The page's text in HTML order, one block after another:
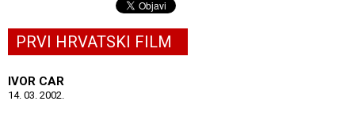
PRVI HRVATSKI FILM
IVOR CAR
14. 03. 2002.